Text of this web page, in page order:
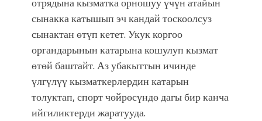
сынакка катышып эч кандай тоскоолсуз
сынактан өтүп кетет. Укук коргоо
органдарынын катарына кошулуп кызмат
өтөй баштайт. Аз убакыттын ичинде
үлгүлүү кызматкерлердин катарын
толуктап, спорт чөйрөсүндө дагы бир канча
ийгиликтерди жаратууда.